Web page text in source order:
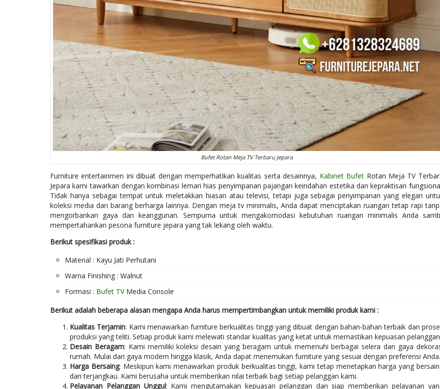
Bufet Rotan Meja TV Terbaru Jepara
Furniture entertainmen ini dibuat dengan memperhatikan kualitas serta desainnya, Kabinet Bufet Rotan Meja TV
Jepara kami tawarkan dengan kombinasi lemari hias penyimpanan pajangan keindahan estetika dan kepraktisan
Tidak hanya sebagai tempat untuk meletakkan hiasan atau televisi, tetapi juga sebagai penyimpanan yang elegan
koleksi media dan barang berharga lainnya. Dengan meja tv minimalis, Anda dapat menciptakan ruangan tetap rapi
mengorbankan gaya dan keanggunan. Sempurna untuk mengakomodasi kebutuhan ruangan minimalis Anda
mempertahankan pesona furniture jepara yang tak lekang oleh waktu.
Berikut spesifikasi produk :
Material : Kayu Jati Perhutani
Warna Finishing : Walnut
Formasi : Bufet TVMedia Console
Berikut adalah beberapa alasan mengapa Anda harus mempertimbangkan untuk memiliki produk kami :
Kualitas Terjamin: Kami menawarkan furniture berkualitas tinggi yang dibuat dengan bahan-bahan terbaik dan
produksi yang teliti. Setiap produk kami melewati standar kualitas yang ketat untuk memastikan kepuasan
Desain Beragam: Kami memiliki koleksi desain yang beragam untuk memenuhi berbagai selera dan gaya
rumah. Mulai dari gaya modern hingga klasik, Anda dapat menemukan furniture yang sesuai dengan preferensi Anda.
Harga Bersaing: Meskipun kami menawarkan produk berkualitas tinggi, kami tetap menetapkan harga yang
dan terjangkau. Kami berusaha untuk memberikan nilai terbaik bagi setiap pelanggan kami.
Pelayanan Pelanggan Unggul: Kami mengutamakan kepuasan pelanggan dan siap memberikan pelayanan